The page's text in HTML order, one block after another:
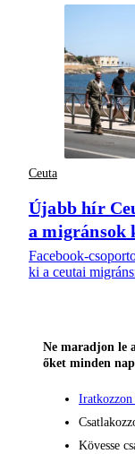
Ceuta
Újabb hír
a migránsok
Facebook-
ki a ceutai
Ne maradjon le
őket minden
Kövesse